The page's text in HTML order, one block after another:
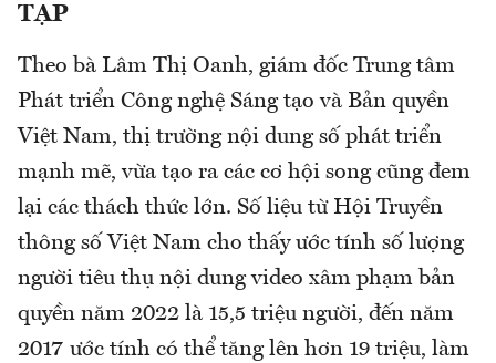
TẠP
Theo bà Lâm Thị Oanh, giám đốc Trung tâm
Phát triển Công nghệ Sáng tạo và Bản quyền
Việt Nam, thị trường nội dung số phát triển
mạnh mẽ, vừa tạo ra các cơ hội song cũng đem
lại các thách thức lớn. Số liệu từ Hội Truyền
thông số Việt Nam cho thấy ước tính số lượng
người tiêu thụ nội dung video xâm phạm bản
quyền năm 2022 là 15,5 triệu người, đến năm
2017 ước tính có thể tăng lên hơn 19 triệu, làm